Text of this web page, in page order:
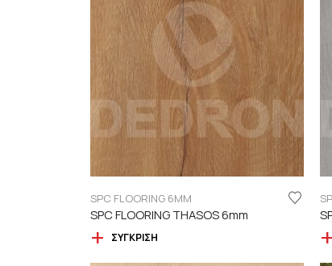
SPC FLOORING 6MM
SPC FLOORING THASOS 6mm
ΣΎΓΚΡΙΣΗ